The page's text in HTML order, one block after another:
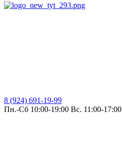
8 (924) 691-19-99
Пн.-Сб 10:00-19:00 Вс. 11:00-17:00